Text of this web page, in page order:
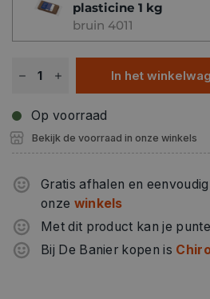
plasticine 1 kg
bruin 4011
In het
Op voorraad
Bekijk de voorraad in onze winkels
Gratis afhalen en
onze winkels
Met dit product kan je
Bij De Banier kopen is